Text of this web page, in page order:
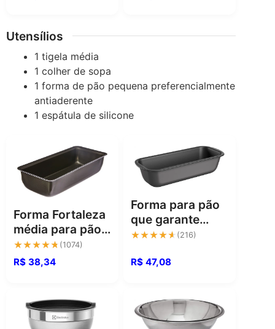
Utensílios
1 tigela média
1 colher de sopa
1 forma de pão pequena preferencialmente
antiaderente
1 espátula de silicone
Forma Fortaleza
média para pão e
bolo com
alumínio
★★★★★
★★★★★ (1074)
R$ 38,34
Forma para pão
que garante
cozimento
perfeito
★★★★★
★★★★★ (216)
R$ 47,08